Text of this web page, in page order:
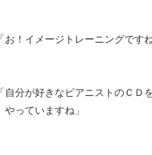
「お！イメージトレーニングです
「自分が好きなピアニストのＣＤ
やっていますね」